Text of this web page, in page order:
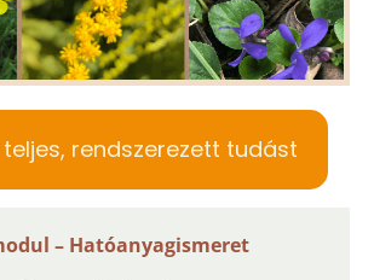
teljes, rendszerezett tudást
– Hatóanyagismeret